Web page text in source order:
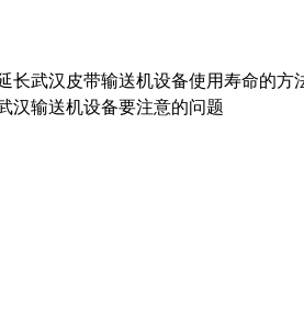
长武汉皮带输送机设备使用寿命的方
汉输送机设备要注意的问题